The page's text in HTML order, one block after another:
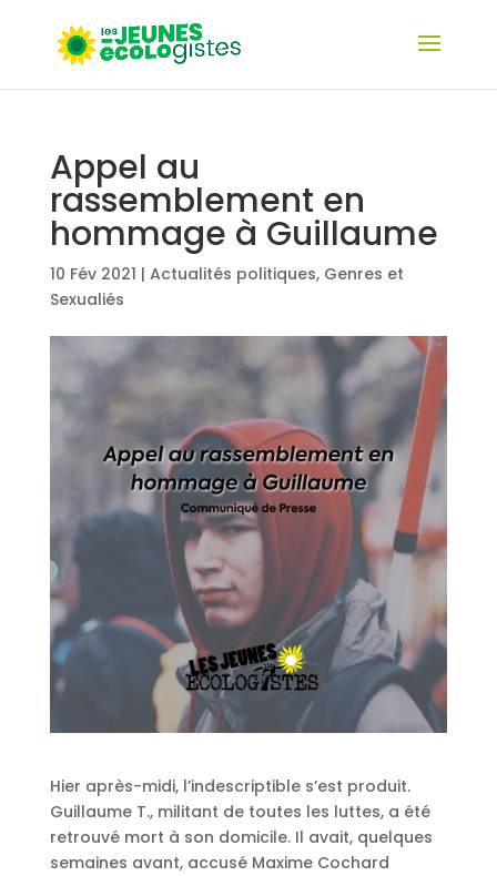
Appel au
rassemblement en
hommage à Guillaume
10 Fév 2021 | Actualités politiques, Genres et
Sexualiés
Hier après-midi, l’indescriptible s’est produit.
Guillaume T., militant de toutes les luttes, a été
retrouvé mort à son domicile. Il avait, quelques
semaines avant, accusé Maxime Cochard